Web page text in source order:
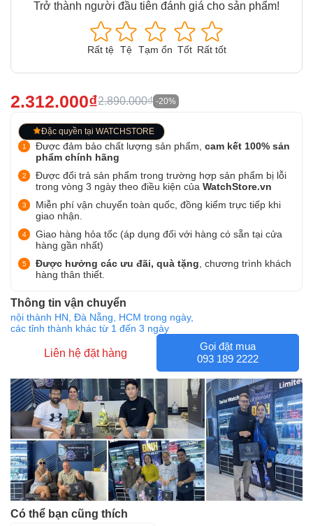
Trở thành người đầu tiên đánh giá cho sản phẩm!
Rất tệ Tệ Tạm ổn Tốt Rất tốt
2.312.000₫2.890.000₫ -20%
Đặc quyền tại WATCHSTORE
Được đảm bảo chất lượng sản phẩm, cam kết 100% sản
phẩm chính hãng
Được đổi trả sản phẩm trong trường hợp sản phẩm bị lỗi
trong vòng 3 ngày theo điều kiện của WatchStore.vn
Miễn phí vận chuyển toàn quốc, đồng kiểm trực tiếp khi
giao nhận.
Giao hàng hỏa tốc (áp dụng đối với hàng có sẵn tại cửa
hàng gần nhất)
Được hưởng các ưu đãi, quà tặng , chương trình khách
hàng thân thiết.
Thông tin vận chuyển
nội thành HN, Đà Nẵng, HCM trong ngày,
các tỉnh thành khác từ 1 đến 3 ngày
Liên hệ đặt hàng
Gọi đặt mua
093 189 2222
Có thể bạn cũng thích